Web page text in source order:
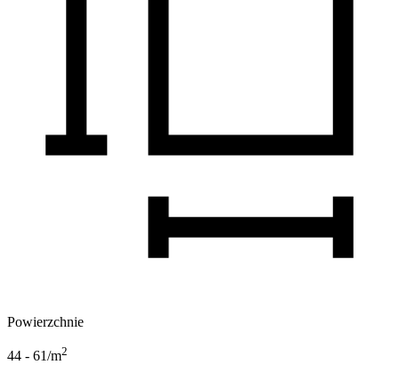
Powierzchnie
44 - 61/m2